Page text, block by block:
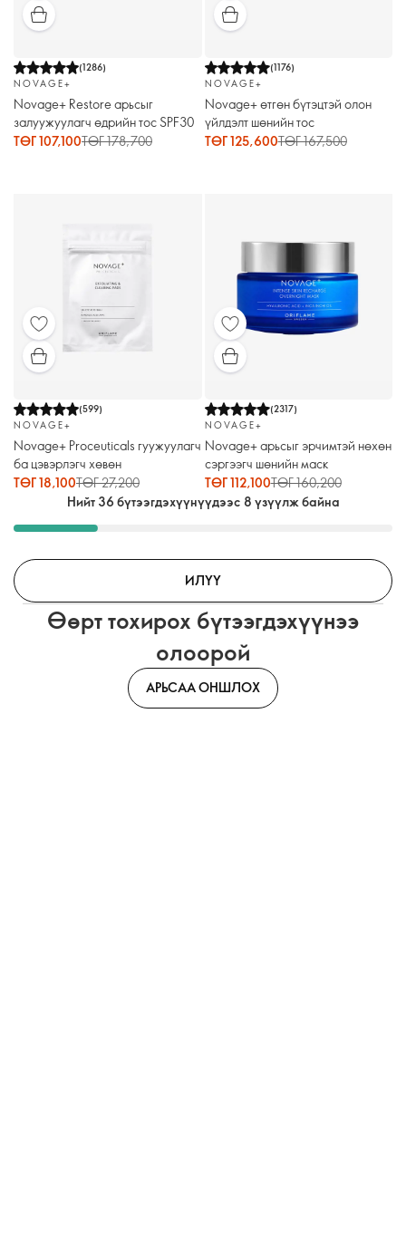
(1286)
NOVAGE+
Novage+ Restore арьсыг
залуужуулагч өдрийн тос SPF30
ТӨГ 107,100ТӨГ 178,700
(1176)
NOVAGE+
Novage+ өтгөн бүтэцтэй олон
үйлдэлт шөнийн тос
ТӨГ 125,600ТӨГ 167,500
(599)
NOVAGE+
Novage+ Proceuticals гуужуулагч
ба цэвэрлэгч хөвөн
ТӨГ 18,100ТӨГ 27,200
(2317)
NOVAGE+
Novage+ арьсыг эрчимтэй нөхөн
сэргээгч шөнийн маск
ТӨГ 112,100ТӨГ 160,200
Нийт 36 бүтээгдэхүүнүүдээс 8 үзүүлж байна
ИЛҮҮ
Өөрт тохирох бүтээгдэхүүнээ
олоорой
АРЬСАА ОНШЛОХ